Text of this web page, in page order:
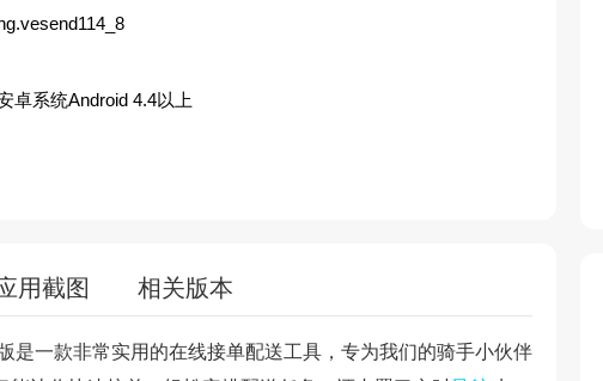
卓系统Android 4.4以上
用截图 相关版本
是一款非常实用的在线接单配送工具，专为我们的骑手小伙伴